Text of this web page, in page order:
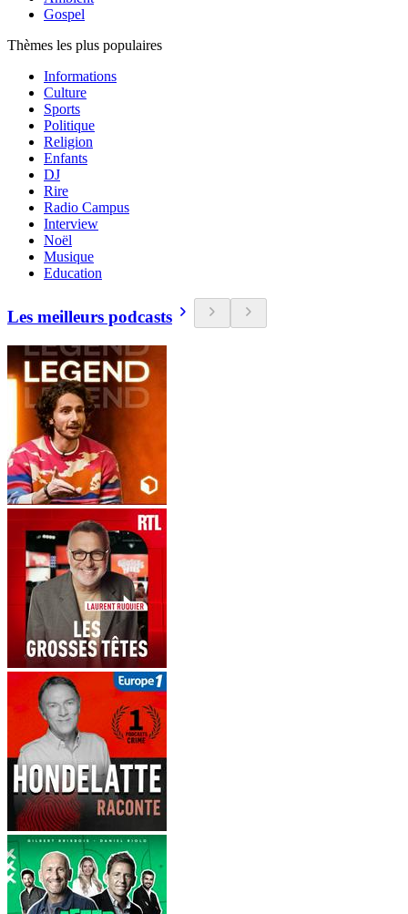
Gospel
Thèmes les plus populaires
Informations
Culture
Sports
Politique
Religion
Enfants
DJ
Rire
Radio Campus
Interview
Noël
Musique
Education
Les meilleurs podcasts